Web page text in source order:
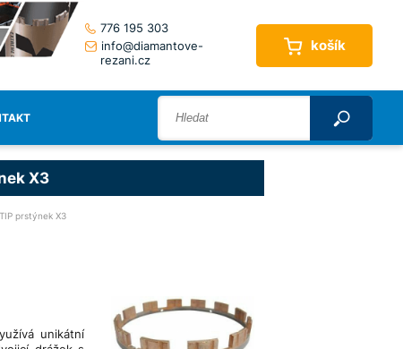
776 195 303
info@diamantove-
rezani.cz
košík
X3
prstýnek X3
unikátní